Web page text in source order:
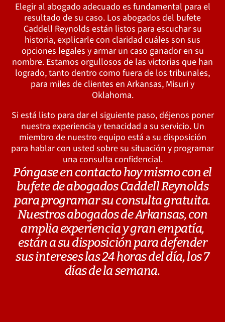
Elegir al abogado adecuado es fundamental para el
resultado de su caso. Los abogados del bufete
Caddell Reynolds están listos para escuchar su
historia, explicarle con claridad cuáles son sus
opciones legales y armar un caso ganador en su
nombre. Estamos orgullosos de las victorias que han
logrado, tanto dentro como fuera de los tribunales,
para miles de clientes en Arkansas, Misuri y
Oklahoma.
Si está listo para dar el siguiente paso, déjenos poner
nuestra experiencia y tenacidad a su servicio. Un
miembro de nuestro equipo está a su disposición
para hablar con usted sobre su situación y programar
una consulta confidencial.
Póngase en contacto hoy mismo con el
bufete de abogados Caddell Reynolds
para programar su consulta gratuita.
Nuestros abogados de Arkansas, con
amplia experiencia y gran empatía,
están a su disposición para defender
sus intereses las 24 horas del día, los 7
días de la semana.